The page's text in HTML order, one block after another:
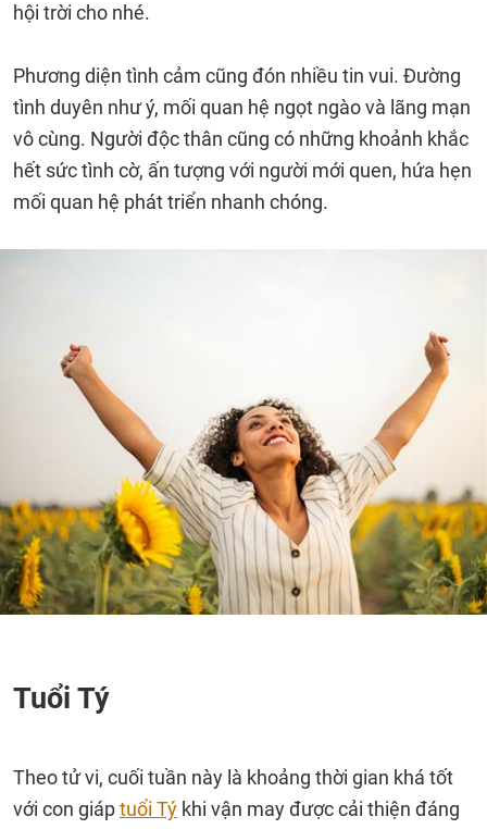
hội trời cho nhé.
Phương diện tình cảm cũng đón nhiều tin vui. Đường
tình duyên như ý, mối quan hệ ngọt ngào và lãng mạn
vô cùng. Người độc thân cũng có những khoảnh khắc
hết sức tình cờ, ấn tượng với người mới quen, hứa hẹn
mối quan hệ phát triển nhanh chóng.
Tuổi Tý
Theo tử vi, cuối tuần này là khoảng thời gian khá tốt
với con giáptuổi Tý khi vận may được cải thiện đáng